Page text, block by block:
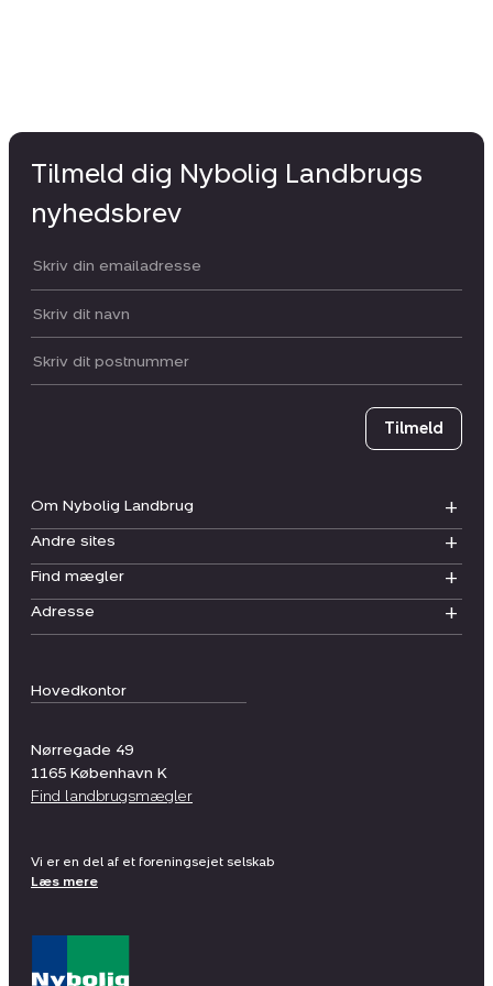
Hovedkontor
Nørregade 49
1165 København K
Find landbrugsmægler
Om Nybolig Landbrug
Andre sites
Find mægler
Adresse
Tilmeld dig Nybolig Landbrugs
nyhedsbrev
Din email:
Dit navn:
Postnummer
Tilmeld
Vi er en del af et foreningsejet selskab
Læs mere